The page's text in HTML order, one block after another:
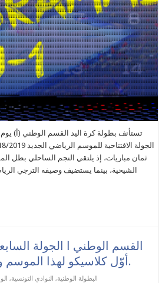
ثمان مباريات، إذ يلتقي النجم الساحلي بطل
الشيحية، بينما يستضيف وصيفه الترجي
القسم الوطني ا الجولة
أوّل كلاسيكو لهذا الموسم و تنافس على الصدارة.
البطولة الوطنية, النوادي التونسية,